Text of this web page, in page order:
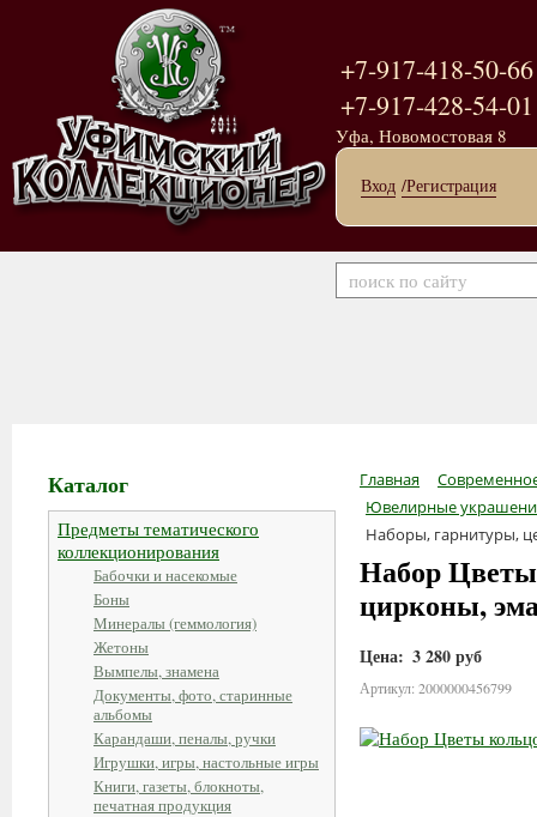
+7-917-418-50-66
+7-917-428-54-01
Уфа, Новомостовая 8
Вход /Регистрация
Каталог
Предметы тематического
коллекционирования
Бабочки и насекомые
Боны
Минералы (геммология)
Жетоны
Вымпелы, знамена
Документы, фото, старинные
альбомы
Карандаши, пеналы, ручки
Игрушки, игры, настольные игры
Книги, газеты, блокноты,
печатная продукция
Главная
Ювелирные
Наборы, гарнитуры,
Набор Цветы
цирконы,
Цена: 3 280 руб
Артикул: 2000000456799